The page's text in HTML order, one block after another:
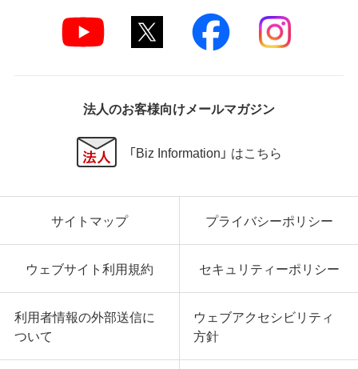
法人のお客様向けメールマガジン
「Biz Information」 はこちら
サイトマップ プライバシーポリシー
ウェブサイト利用規約 セキュリティーポリシー
利用者情報の外部送信に
ついて
ウェブアクセシビリティ
方針